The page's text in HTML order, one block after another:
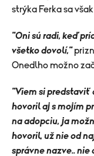
strýka Ferka sa
"Oni sú radi, keď
všetko dovolí,"
Onedlho možno
"Viem si predstaviť
hovoril aj s mojím
na adopciu, ja
hovoril, už nie od
správne nazve..